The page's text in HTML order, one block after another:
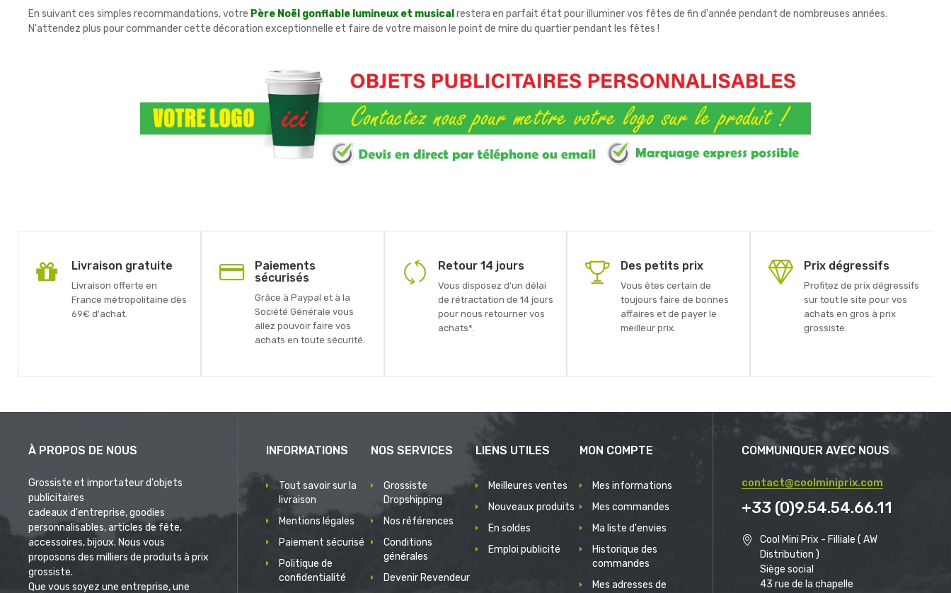
En suivant ces simples recommandations, votre Père Noël gonflable lumineux et musical restera en parfait état pour illuminer vos fêtes de fin d'année pendant de nombreuses années.
N'attendez plus pour commander cette décoration exceptionnelle et faire de votre maison le point de mire du quartier pendant les fêtes !
Livraison gratuite
Livraison offerte en
France métropolitaine dès
69€ d'achat.
Paiements
sécurisés
Grâce à Paypal et à la
Société Générale vous
allez pouvoir faire vos
achats en toute sécurité.
Retour 14 jours
Vous disposez d'un délai
de rétractation de 14 jours
pour nous retourner vos
achats*.
Des petits prix
Vous êtes certain de
toujours faire de bonnes
affaires et de payer le
meilleur prix.
Prix dégressifs
Profitez de prix dégressifs
sur tout le site pour vos
achats en gros à prix
grossiste.
À PROPOS DE NOUS
Grossiste et importateur d'objets
publicitaires
cadeaux d'entreprise, goodies
personnalisables, articles de fête,
accessoires, bijoux. Nous vous
proposons des milliers de produits à prix
grossiste.
Que vous soyez une entreprise, une
COMMUNIQUER AVEC NOUS
contact@coolminiprix.com
+33 (0)9.54.54.66.11
Cool Mini Prix - Filliale ( AW
Distribution )
Siège social
43 rue de la chapelle
INFORMATIONS
Tout savoir sur la
livraison
Mentions légales
Paiement sécurisé
Politique de
confidentialité
NOS SERVICES
Grossiste
Dropshipping
Nos références
Conditions
générales
Devenir Revendeur
LIENS UTILES
Meilleures ventes
Nouveaux produits
En soldes
Emploi publicité
MON COMPTE
Mes informations
Mes commandes
Ma liste d'envies
Historique des
commandes
Mes adresses de